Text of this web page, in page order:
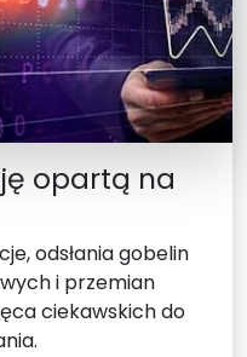
opartą na
odsłania gobelin
i przemian
ciekawskich do